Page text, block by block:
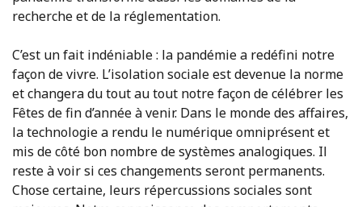
recherche et de la réglementation.
C’est un fait indéniable : la pandémie a redéfini notre
façon de vivre. L’isolation sociale est devenue la norme
et changera du tout au tout notre façon de célébrer les
Fêtes de fin d’année à venir. Dans le monde des affaires,
la technologie a rendu le numérique omniprésent et
mis de côté bon nombre de systèmes analogiques. Il
reste à voir si ces changements seront permanents.
Chose certaine, leurs répercussions sociales sont